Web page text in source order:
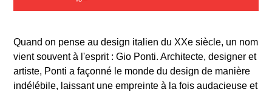
Quand on pense au design italien du XXe siècle, un nom
vient souvent à l'esprit : Gio Ponti. Architecte, designer et
artiste, Ponti a façonné le monde du design de manière
indélébile, laissant une empreinte à la fois audacieuse et